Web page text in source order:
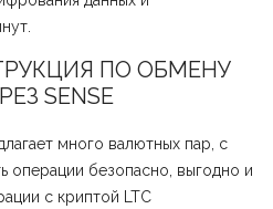
ПО ОБМЕНУ
SENSE
много валютных пар, с
операции безопасно, выгодно и
с криптой LTC